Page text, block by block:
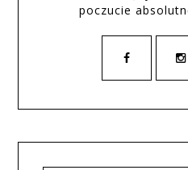
poczucie